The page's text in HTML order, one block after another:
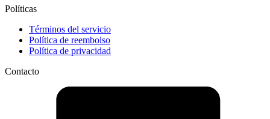
Políticas
Términos del servicio
Política de reembolso
Política de privacidad
Contacto